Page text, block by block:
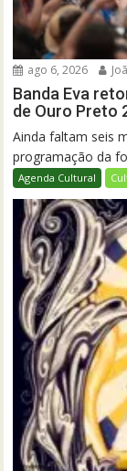
ago 6, 2026
Banda Eva
de Ouro Preto
Ainda faltam seis
programação da
Agenda Cultural